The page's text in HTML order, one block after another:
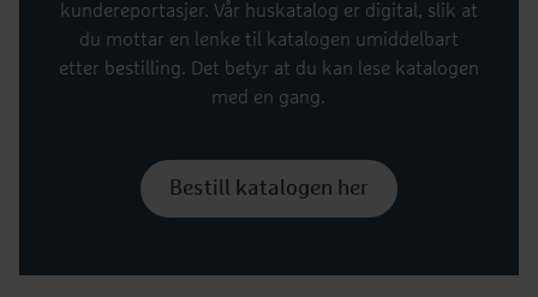
kundereportasjer. Vår huskatalog er digital, slik at
du mottar en lenke til katalogen umiddelbart
etter bestilling. Det betyr at du kan lese katalogen
med en gang.
Bestill katalogen her